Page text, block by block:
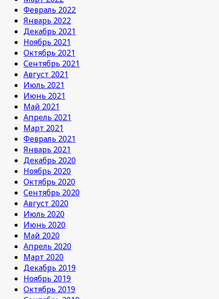
Февраль 2022
Январь 2022
Декабрь 2021
Ноябрь 2021
Октябрь 2021
Сентябрь 2021
Август 2021
Июль 2021
Июнь 2021
Май 2021
Апрель 2021
Март 2021
Февраль 2021
Январь 2021
Декабрь 2020
Ноябрь 2020
Октябрь 2020
Сентябрь 2020
Август 2020
Июль 2020
Июнь 2020
Май 2020
Апрель 2020
Март 2020
Декабрь 2019
Ноябрь 2019
Октябрь 2019